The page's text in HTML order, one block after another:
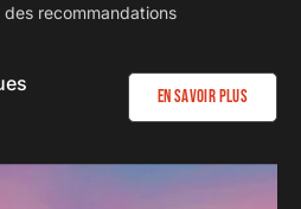
recommandations
En savoir plus